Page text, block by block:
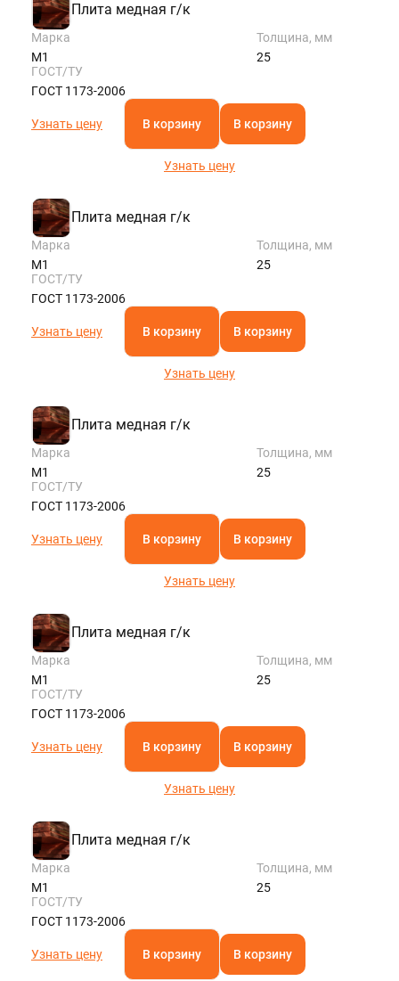
Плита медная г/к
Марка
М1
Толщина, мм
25
ГОСТ/ТУ
ГОСТ 1173-2006
Узнать цену В корзину В корзину
Узнать цену
Плита медная г/к
Марка
М1
Толщина, мм
25
ГОСТ/ТУ
ГОСТ 1173-2006
Узнать цену В корзину В корзину
Узнать цену
Плита медная г/к
Марка
М1
Толщина, мм
25
ГОСТ/ТУ
ГОСТ 1173-2006
Узнать цену В корзину В корзину
Узнать цену
Плита медная г/к
Марка
М1
Толщина, мм
25
ГОСТ/ТУ
ГОСТ 1173-2006
Узнать цену В корзину В корзину
Узнать цену
Плита медная г/к
Марка
М1
Толщина, мм
25
ГОСТ/ТУ
ГОСТ 1173-2006
Узнать цену В корзину В корзину